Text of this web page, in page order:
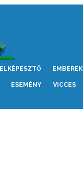
ELKÉPESZTŐ EMBEREK
ESEMÉNY VICCES